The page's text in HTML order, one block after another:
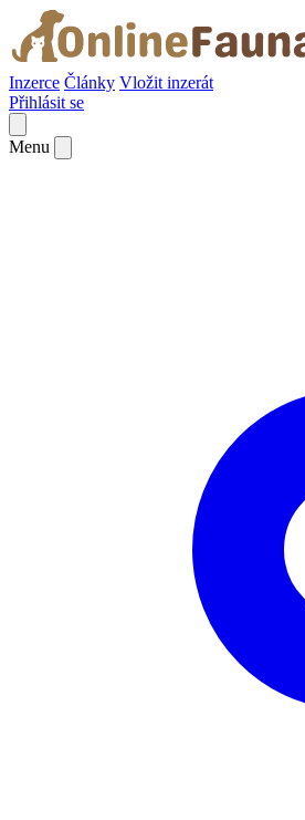
Inzerce Články Vložit inzerát
Přihlásit se
Menu